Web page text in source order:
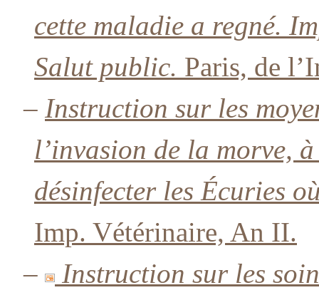
cette maladie a regné.
Salut public. Paris, de
– Instruction sur les
l’invasion de la morve,
désinfecter les Écuries
Imp. Vétérinaire, An II.
–
Instruction sur les